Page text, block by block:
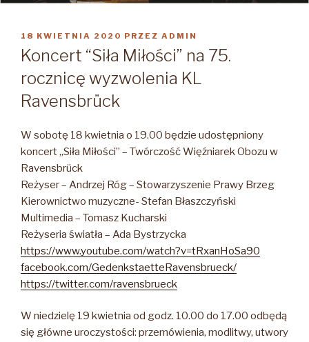
OPUBLIKOWANE
W
18 KWIETNIA 2020 PRZEZ ADMIN
Koncert “Siła Miłości” na 75.
rocznicę wyzwolenia KL
Ravensbrück
W sobotę 18 kwietnia o 19.00 będzie udostępniony
koncert „Siła Miłości” – Twórczość Więźniarek Obozu w
Ravensbrück
Reżyser – Andrzej Róg – Stowarzyszenie Prawy Brzeg
Kierownictwo muzyczne- Stefan Błaszczyński
Multimedia – Tomasz Kucharski
Reżyseria światła – Ada Bystrzycka
https://www.youtube.com/watch?v=tRxanHoSa90
facebook.com/GedenkstaetteRavensbrueck/
https://twitter.com/ravensbrueck
W niedzielę 19 kwietnia od godz. 10.00 do 17.00 odbędą
się główne uroczystości: przemówienia, modlitwy, utwory